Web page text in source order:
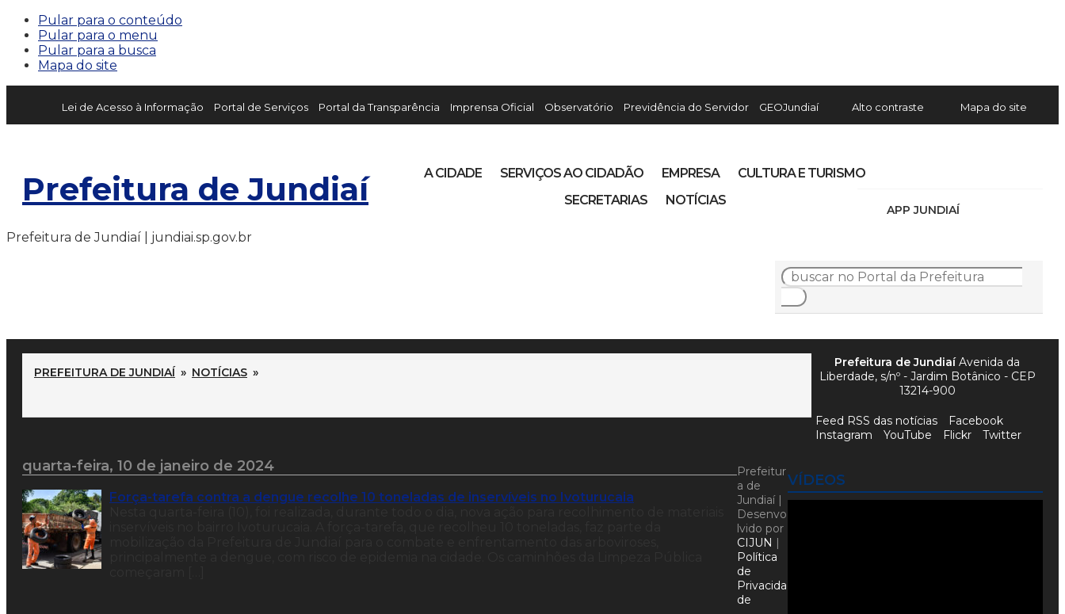
Pular para o conteúdo
Pular para o menu
Pular para a busca
Mapa do site
Lei de Acesso à Informação Portal de Serviços Portal da Transparência Imprensa Oficial Observatório Previdência do Servidor GEOJundiaí Alto contraste Mapa do site
Prefeitura de Jundiaí
APP JUNDIAÍ
A CIDADE SERVIÇOS AO CIDADÃO EMPRESA
CULTURA E TURISMO
SECRETARIAS
NOTÍCIAS
Prefeitura de Jundiaí | jundiai.sp.gov.br
PREFEITURA DE JUNDIAÍ » NOTÍCIAS »
quarta-feira, 10 de janeiro de 2024
Força-tarefa contra a dengue recolhe 10 toneladas de inservíveis no Ivoturucaia
VÍDEOS
Prefeitura de JundiaíAvenida da
Liberdade, s/nº - Jardim Botânico - CEP
13214-900
Feed RSS das notícias
Facebook
Instagram
YouTube Flickr Twitter
Prefeitur
a de
Jundiaí |
Desenvo
lvido por
CIJUN |
Política
de
Privacida
de